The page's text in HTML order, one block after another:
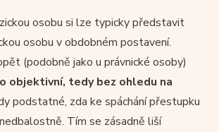
osobu si lze typicky představit
osobu v obdobném postavení.
(podobně jako u právnické osoby)
objektivní, tedy bez ohledu na
podstatné, zda ke spáchání přestupku
Tím se zásadně liší